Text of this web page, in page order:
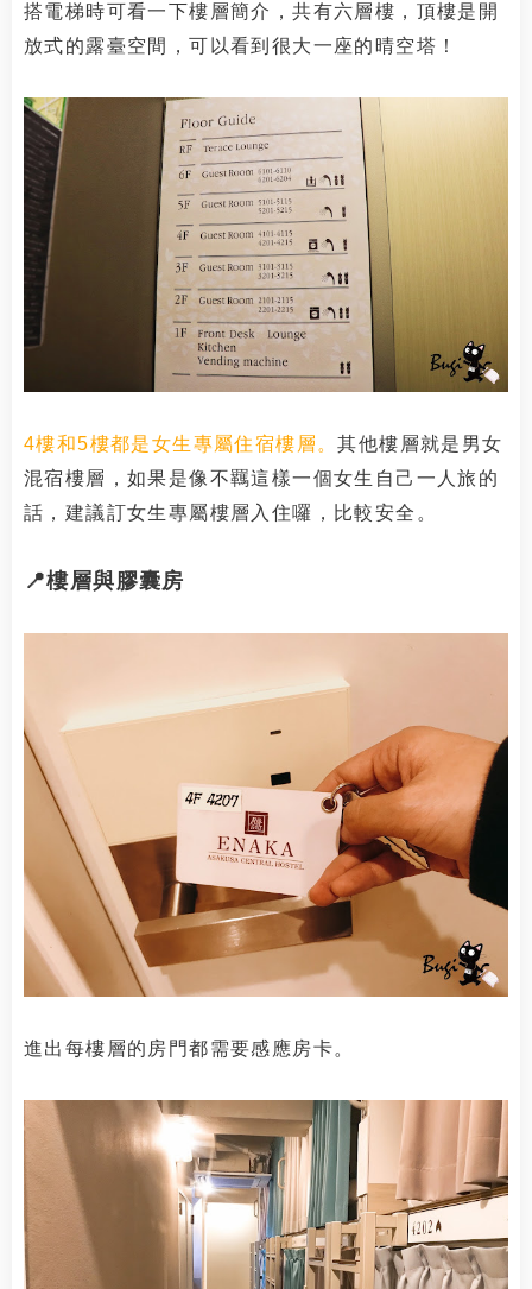
搭電梯時可看一下樓層簡介，共有六層樓，頂樓是開
放式的露臺空間，可以看到很大一座的晴空塔！
4樓和5樓都是女生專屬住宿樓層。其他樓層就是男女
混宿樓層，如果是像不羈這樣一個女生自己一人旅的
話，建議訂女生專屬樓層入住囉，比較安全。
📍樓層與膠囊房
進出每樓層的房門都需要感應房卡。